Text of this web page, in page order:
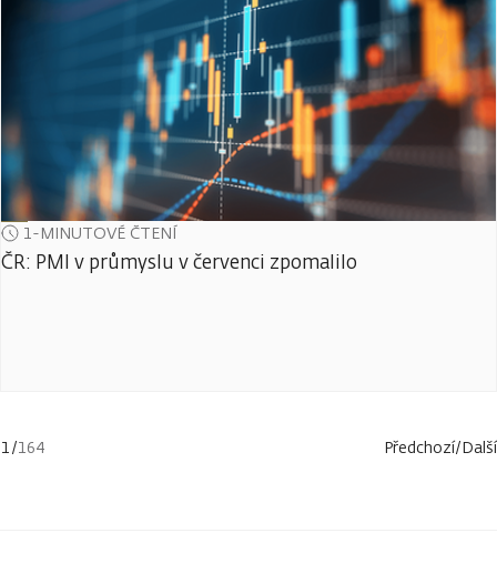
1-MINUTOVÉ ČTENÍ
ČR: PMI v průmyslu v červenci zpomalilo
1/164 Předchozí/Další